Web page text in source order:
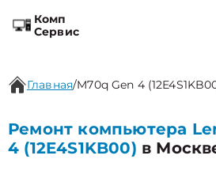
Комп
Сервис
Главная/M70q Gen 4
Ремонт компьютера
4 (12E4S1KB00) в